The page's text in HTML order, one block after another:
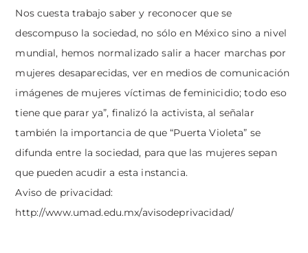
Nos cuesta trabajo saber y reconocer que se
descompuso la sociedad, no sólo en México sino a nivel
mundial, hemos normalizado salir a hacer marchas por
mujeres desaparecidas, ver en medios de comunicación
imágenes de mujeres víctimas de feminicidio; todo eso
tiene que parar ya”, finalizó la activista, al señalar
también la importancia de que “Puerta Violeta” se
difunda entre la sociedad, para que las mujeres sepan
que pueden acudir a esta instancia.
Aviso de privacidad:
http://www.umad.edu.mx/avisodeprivacidad/